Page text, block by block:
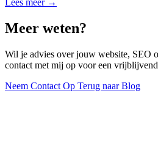
Lees meer →
Meer weten?
Wil je advies over jouw website, SEO
contact met mij op voor een
Neem Contact Op Terug naar Blog